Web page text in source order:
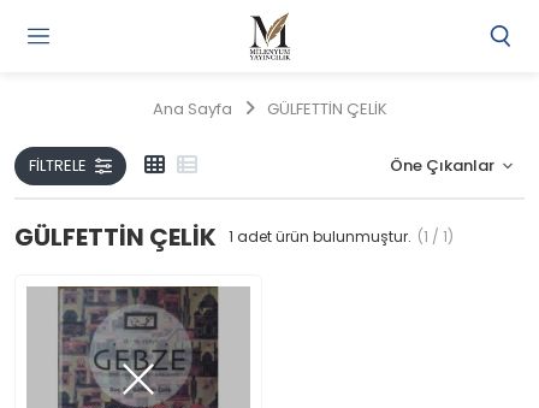
Ana Sayfa GÜLFETTİN ÇELİK
FILTRELE
GÜLFETTİN ÇELİK 1 adet ürün bulunmuştur. (1 / 1)